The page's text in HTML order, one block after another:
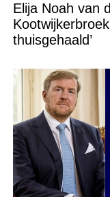
Elija Noah van
thuisgehaald’